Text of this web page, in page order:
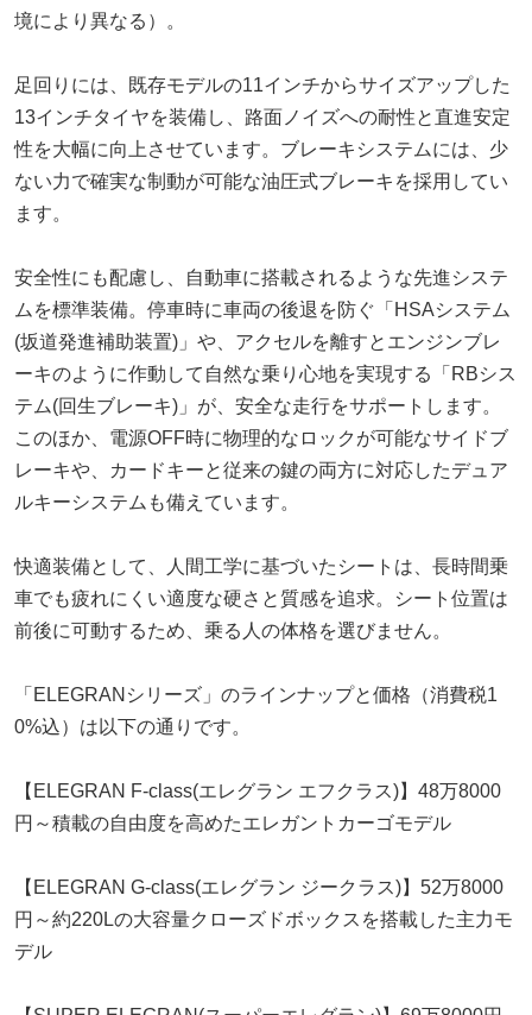
境により異なる）。
足回りには、既存モデルの11インチからサイズアップした
13インチタイヤを装備し、路面ノイズへの耐性と直進安定
性を大幅に向上させています。ブレーキシステムには、少
ない力で確実な制動が可能な油圧式ブレーキを採用してい
ます。
安全性にも配慮し、自動車に搭載されるような先進システ
ムを標準装備。停車時に車両の後退を防ぐ「HSAシステム
(坂道発進補助装置)」や、アクセルを離すとエンジンブレ
ーキのように作動して自然な乗り心地を実現する「RBシス
テム(回生ブレーキ)」が、安全な走行をサポートします。
このほか、電源OFF時に物理的なロックが可能なサイドブ
レーキや、カードキーと従来の鍵の両方に対応したデュア
ルキーシステムも備えています。
快適装備として、人間工学に基づいたシートは、長時間乗
車でも疲れにくい適度な硬さと質感を追求。シート位置は
前後に可動するため、乗る人の体格を選びません。
「ELEGRANシリーズ」のラインナップと価格（消費税1
0%込）は以下の通りです。
【ELEGRAN F-class(エレグラン エフクラス)】48万8000
円～積載の自由度を高めたエレガントカーゴモデル
【ELEGRAN G-class(エレグラン ジークラス)】52万8000
円～約220Lの大容量クローズドボックスを搭載した主力モ
デル